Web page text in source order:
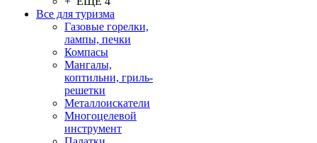
Все для туризма
Газовые горелки,
лампы, печки
Компасы
Мангалы,
коптильни, гриль-
решетки
Металлоискатели
Многоцелевой
инструмент